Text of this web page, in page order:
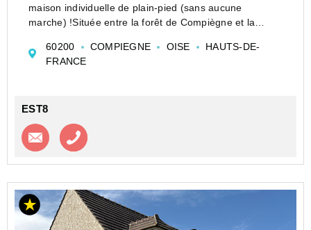
maison individuelle de plain-pied (sans aucune
marche) !Située entre la forêt de Compiègne et la
rare.
Proche du bus gratuit, des écoles et du lycée,...
60200 COMPIEGNE OISE
HAUTS-DE-
FRANCE
EST8
Contacter l'agence